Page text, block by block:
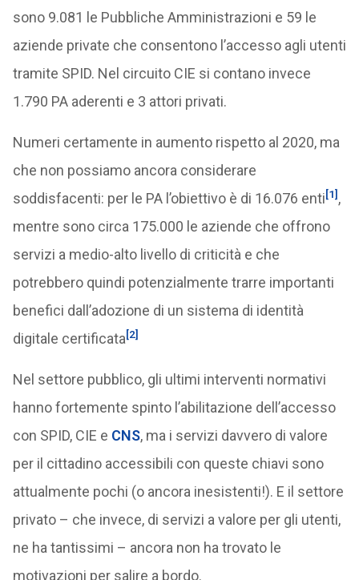
sono 9.081 le Pubbliche Amministrazioni e 59 le
aziende private che consentono l’accesso agli utenti
tramite SPID. Nel circuito CIE si contano invece
1.790 PA aderenti e 3 attori privati.
Numeri certamente in aumento rispetto al 2020, ma
che non possiamo ancora considerare
soddisfacenti: per le PA l’obiettivo è di 16.076 enti[1] ,
mentre sono circa 175.000 le aziende che offrono
servizi a medio-alto livello di criticità e che
potrebbero quindi potenzialmente trarre importanti
benefici dall’adozione di un sistema di identità
digitale certificata[2]
Nel settore pubblico, gli ultimi interventi normativi
hanno fortemente spinto l’abilitazione dell’accesso
con SPID, CIE e CNS, ma i servizi davvero di valore
per il cittadino accessibili con queste chiavi sono
attualmente pochi (o ancora inesistenti!). E il settore
privato – che invece, di servizi a valore per gli utenti,
ne ha tantissimi – ancora non ha trovato le
motivazioni per salire a bordo.